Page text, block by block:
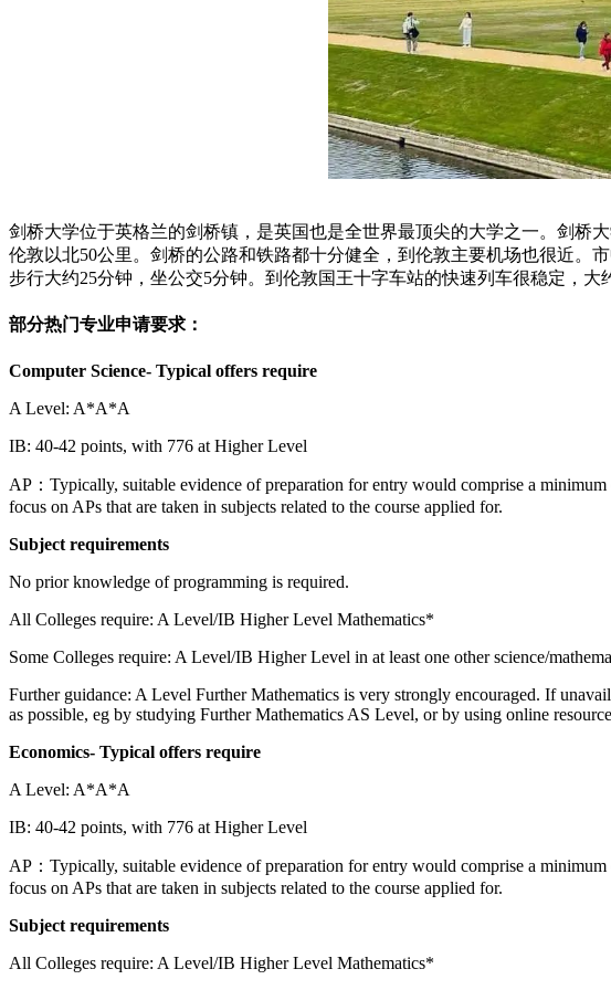
剑桥大学位于英格兰的剑桥镇，是英国也是全世界最顶尖的大学之一。剑桥
伦敦以北50公里。剑桥的公路和铁路都十分健全，到伦敦主要机场也很近。
步行大约25分钟，坐公交5分钟。到伦敦国王十字车站的快速列车很稳定，大
部分热门专业申请要求：
Computer Science- Typical offers require
A Level: A*A*A
IB: 40-42 points, with 776 at Higher Level
AP：Typically, suitable evidence of preparation for entry would comprise a
focus on APs that are taken in subjects related to the course applied for.
Subject requirements
No prior knowledge of programming is required.
All Colleges require: A Level/IB Higher Level Mathematics*
Some Colleges require: A Level/IB Higher Level in at least one other science/
Further guidance: A Level Further Mathematics is very strongly encouraged. If
as possible, eg by studying Further Mathematics AS Level, or by using online
Economics- Typical offers require
A Level: A*A*A
IB: 40-42 points, with 776 at Higher Level
AP：Typically, suitable evidence of preparation for entry would comprise a
focus on APs that are taken in subjects related to the course applied for.
Subject requirements
All Colleges require: A Level/IB Higher Level Mathematics*